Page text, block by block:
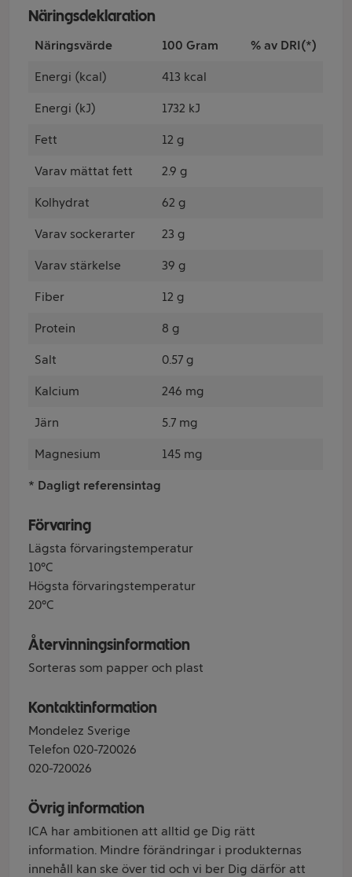
Näringsdeklaration
Näringsvärde 100 Gram % av DRI(*)
Energi (kcal) 413 kcal
Energi (kJ) 1732 kJ
Fett 12 g
Varav mättat fett 2.9 g
Kolhydrat 62 g
Varav sockerarter 23 g
Varav stärkelse 39 g
Fiber 12 g
Protein 8 g
Salt 0.57 g
Kalcium 246 mg
Järn 5.7 mg
Magnesium 145 mg
* Dagligt referensintag
Förvaring
Lägsta förvaringstemperatur
10°C
Högsta förvaringstemperatur
20°C
Återvinningsinformation
Sorteras som papper och plast
Kontaktinformation
Mondelez Sverige
Telefon 020-720026
020-720026
Övrig information
ICA har ambitionen att alltid ge Dig rätt
information. Mindre förändringar i produkternas
innehåll kan ske över tid och vi ber Dig därför att